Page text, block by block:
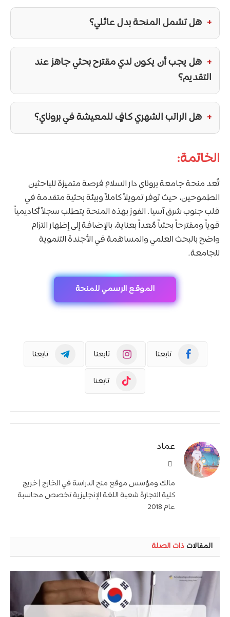
هل تشمل المنحة بدل عائلي؟
هل يجب أن يكون لدي مقترح بحثي جاهز عند
التقديم؟
هل الراتب الشهري كافٍ للمعيشة في بروناي؟
الخاتمة:
تُعد منحة جامعة بروناي دار السلام فرصة متميزة للباحثين
الطموحين، حيث توفر تمويلاً كاملاً وبيئة بحثية متقدمة في
قلب جنوب شرق آسيا. الفوز بهذه المنحة يتطلب سجلاً أكاديمياً
قوياً ومقترحاً بحثياً مُعداً بعناية، بالإضافة إلى إظهار التزام
واضح بالبحث العلمي والمساهمة في الأجندة التنموية
للجامعة.
الموقع الرسمي للمنحة
تابعنا تابعنا تابعنا
تابعنا
عماد
مالك ومؤسس موقع منح الدراسة في الخارج | خريج
كلية التجارة شعبة اللغة الإنجليزية تخصص محاسبة
عام 2018
المقالاتذات الصلة